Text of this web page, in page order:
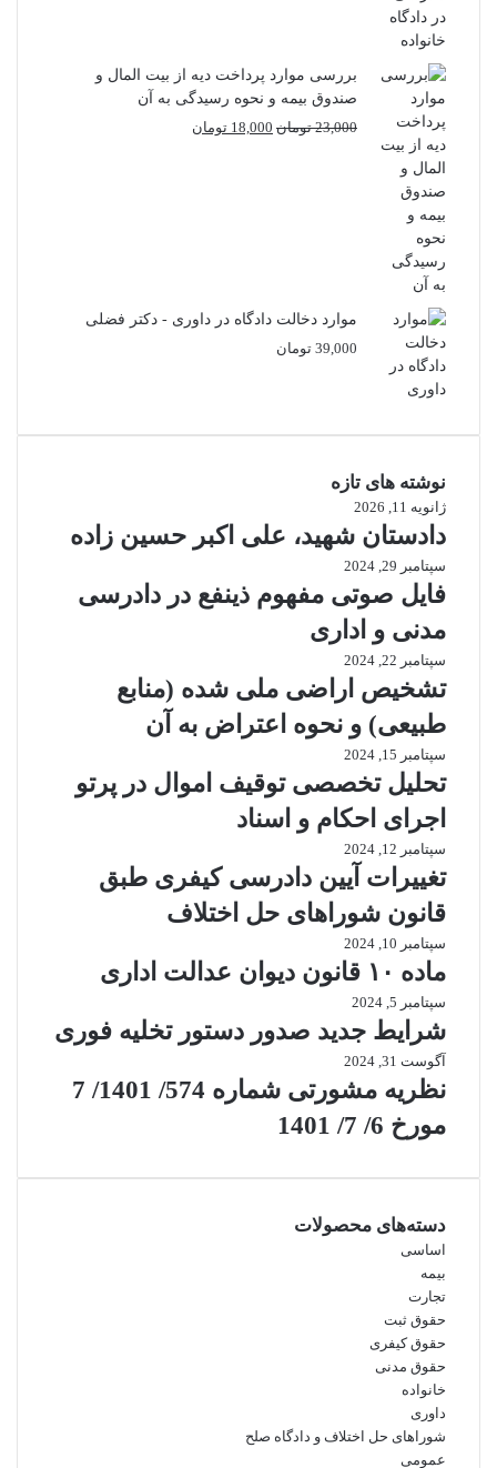
بررسی موارد پرداخت دیه از بیت المال و
صندوق بیمه و نحوه رسیدگی به آن
23,000 تومان قیمت
18,000 تومان
موارد دخالت دادگاه در داوری - دکتر فضلی
39,000 تومان
نوشته های تازه
ژانویه 11, 2026
دادستان شهید، علی اکبر حسین زاده
سپتامبر 29, 2024
فایل صوتی مفهوم ذینفع در دادرسی
مدنی و اداری
سپتامبر 22, 2024
تشخیص اراضی ملی شده (منابع
طبیعی) و نحوه اعتراض به آن
سپتامبر 15, 2024
تحلیل تخصصی توقیف اموال در پرتو
اجرای احکام و اسناد
سپتامبر 12, 2024
تغییرات آیین دادرسی کیفری طبق
قانون شوراهای حل اختلاف
سپتامبر 10, 2024
ماده ۱۰ قانون دیوان عدالت اداری
سپتامبر 5, 2024
شرایط جدید صدور دستور تخلیه فوری
آگوست 31, 2024
نظریه مشورتی شماره 574/ 1401/ 7
مورخ 6/ 7/ 1401
دسته‌های محصولات
اساسی
بیمه
تجارت
حقوق ثبت
حقوق کیفری
حقوق مدنی
خانواده
داوری
شوراهای حل اختلاف و دادگاه صلح
عمومی